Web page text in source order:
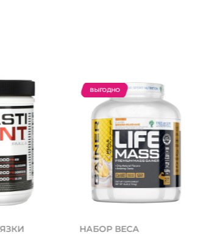
ВЫГОДНО
НАБОР ВЕСА